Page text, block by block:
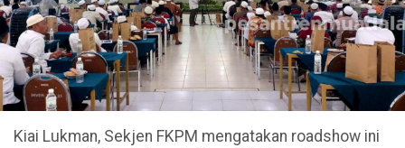
Kiai Lukman, Sekjen FKPM mengatakan roadshow ini